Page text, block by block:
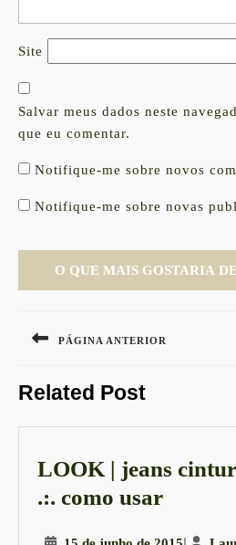
Site
Salvar meus dados neste
que eu comentar.
Notifique-me sobre novos
Notifique-me sobre novas
de
PÁGINA ANTERIOR
post:
Related Post
LOOK | jeans
.:. como usarLOOK